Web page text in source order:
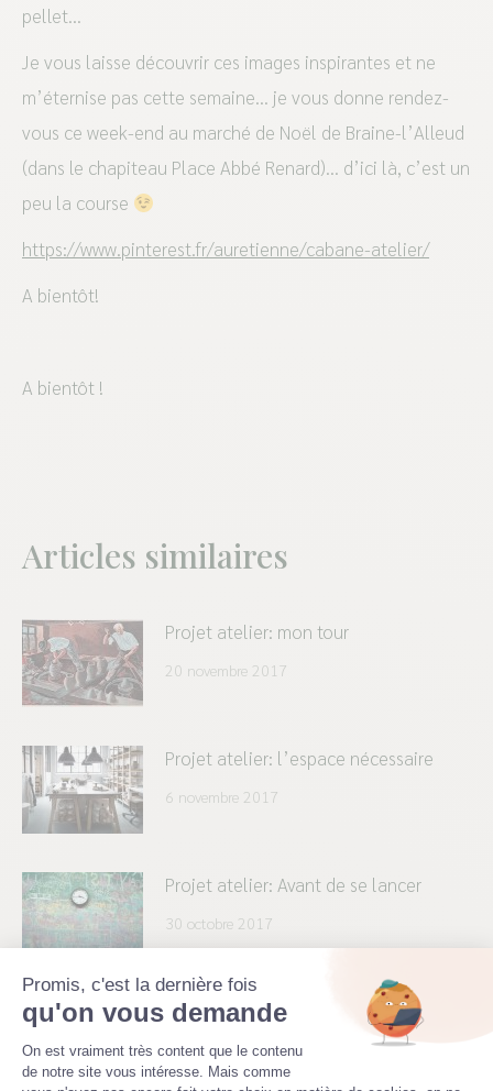
pellet…
Je vous laisse découvrir ces images inspirantes et ne
m’éternise pas cette semaine… je vous donne rendez-
vous ce week-end au marché de Noël de Braine-l’Alleud
(dans le chapiteau Place Abbé Renard)… d’ici là, c’est un
peu la course
https://www.pinterest.fr/auretienne/cabane-atelier/
A bientôt!
A bientôt !
Articles similaires
Projet atelier: mon tour
20 novembre 2017
Projet atelier: l’espace nécessaire
6 novembre 2017
Projet atelier: Avant de se lancer
30 octobre 2017
Envie d’aménager votre atelier de
poterie?
17 octobre 2017
Promis, c'est la dernière fois
qu'on vous demande
Plateforme de Gestion du
On est vraiment très content que le contenu
de notre site vous intéresse. Mais comme